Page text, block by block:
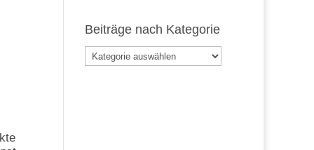
Beiträge nach Kategorie
Beiträge
nach